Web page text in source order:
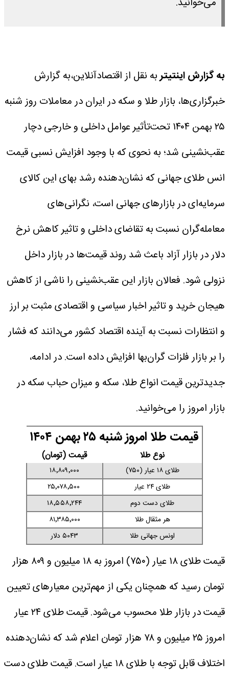
به گزارش اینتیتربه نقل از اقتصادآنلاین،به گزارش
خبرگزاری‌ها، بازار طلا و سکه در ایران در معاملات روز شنبه
۲۵ بهمن ۱۴۰۴ تحت‌تأثیر عوامل داخلی و خارجی دچار
عقب‌نشینی شد؛ به نحوی که با وجود افزایش نسبی قیمت
انس طلای جهانی که نشان‌دهنده رشد بهای این کالای
سرمایه‌ای در بازارهای جهانی است، نگرانی‌های
معامله‌گران نسبت به تقاضای داخلی و تاثیر کاهش نرخ
دلار در بازار آزاد باعث شد روند قیمت‌ها در بازار داخل
نزولی شود. فعالان بازار این عقب‌نشینی را ناشی از کاهش
هیجان خرید و تاثیر اخبار سیاسی و اقتصادی مثبت بر ارز
و انتظارات نسبت به آینده اقتصاد کشور می‌دانند که فشار
را بر بازار فلزات گران‌بها افزایش داده است.در ادامه،
جدیدترین قیمت انواع طلا، سکه و میزان حباب سکه در
بازار امروز را می‌خوانید.
قیمت طلا امروز شنبه ۲۵ بهمن ۱۴۰۴
نوع طلا قیمت (تومان)
طلای ۱۸ عیار (۷۵۰)
۱۸٬۸۰۹٬۰۰۰
طلای ۲۴ عیار
طلای دست دوم
۱۸٬۵۵۸٬۲۴۴
هر مثقال طلا
۸۱٬۳۸۵٬۰۰۰
اونس جهانی طلا
۵۰۴۳ دلار
قیمت طلای ۱۸ عیار (۷۵۰) امروز به ۱۸ میلیون و ۸۰۹ هزار
تومان رسید که همچنان یکی از مهم‌ترین معیارهای تعیین
قیمت در بازار طلا محسوب می‌شود. قیمت طلای ۲۴ عیار
امروز ۲۵ میلیون و ۷۸ هزار تومان اعلام شد که نشان‌دهنده
اختلاف قابل توجه با طلای ۱۸ عیار است. قیمت طلای دست